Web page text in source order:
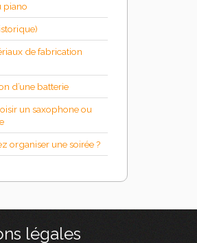
piano
de fabrication
d’une batterie
un saxophone ou
organiser une soirée ?
légales